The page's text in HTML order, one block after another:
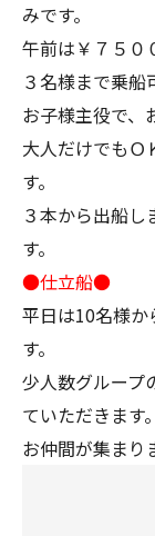
みです。
午前は￥７５０
３名様まで乗船
お子様主役で、
大人だけでもＯ
す。
３本から出船し
す。
●仕立船●
平日は10名様か
す。
少人数グループ
ていただきます。
お仲間が集まり